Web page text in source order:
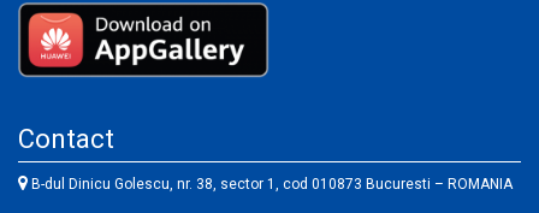
Contact
B-dul Dinicu Golescu, nr. 38, sector 1, cod 010873 Bucuresti – ROMANIA